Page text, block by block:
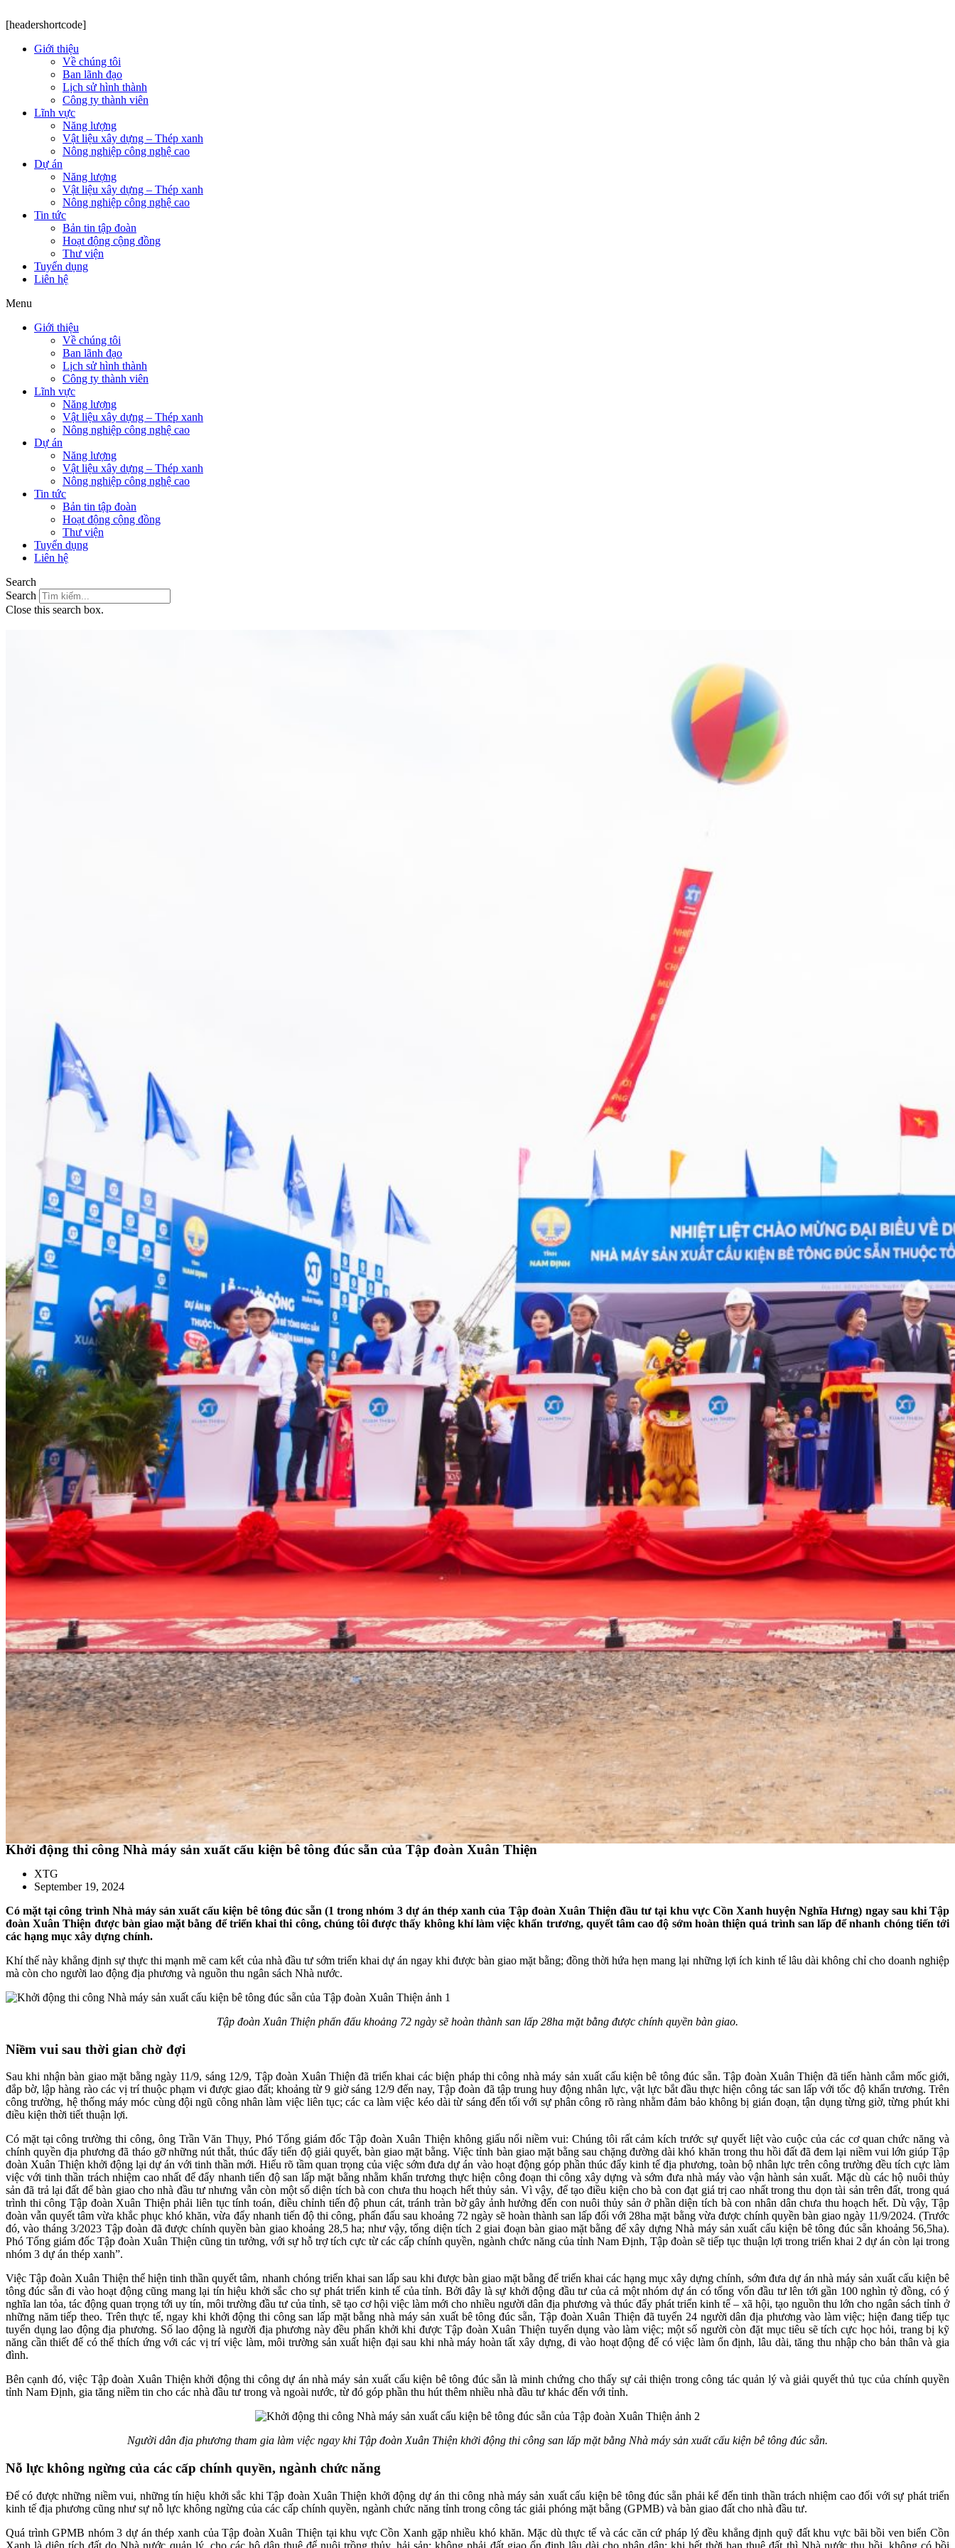
[headershortcode]
Giới thiệu
Về chúng tôi
Ban lãnh đạo
Lịch sử hình thành
Công ty thành viên
Lĩnh vực
Năng lượng
Vật liệu xây dựng – Thép xanh
Nông nghiệp công nghệ cao
Dự án
Năng lượng
Vật liệu xây dựng – Thép xanh
Nông nghiệp công nghệ cao
Tin tức
Bản tin tập đoàn
Hoạt động cộng đồng
Thư viện
Tuyển dụng
Liên hệ
Menu
Giới thiệu
Về chúng tôi
Ban lãnh đạo
Lịch sử hình thành
Công ty thành viên
Lĩnh vực
Năng lượng
Vật liệu xây dựng – Thép xanh
Nông nghiệp công nghệ cao
Dự án
Năng lượng
Vật liệu xây dựng – Thép xanh
Nông nghiệp công nghệ cao
Tin tức
Bản tin tập đoàn
Hoạt động cộng đồng
Thư viện
Tuyển dụng
Liên hệ
Search
Search
Close this search box.
Khởi động thi công Nhà máy sản xuất cấu kiện bê tông đúc sẵn của Tập đoàn Xuân Thiện
XTG
September 19, 2024
Có mặt tại công trình Nhà máy sản xuất cấu kiện bê tông đúc sẵn (1 trong nhóm 3 dự án thép xanh của Tập đoàn Xuân Thiện đầu tư tại khu vực Cồn Xanh huyện Nghĩa Hưng) ngay sau khi Tập
đoàn Xuân Thiện được bàn giao mặt bằng để triển khai thi công, chúng tôi được thấy không khí làm việc khẩn trương, quyết tâm cao độ sớm hoàn thiện quá trình san lấp để nhanh chóng tiến tới
các hạng mục xây dựng chính.
Khí thế này khẳng định sự thực thi mạnh mẽ cam kết của nhà đầu tư sớm triển khai dự án ngay khi được bàn giao mặt bằng; đồng thời hứa hẹn mang lại những lợi ích kinh tế lâu dài không chỉ cho doanh nghiệp
mà còn cho người lao động địa phương và nguồn thu ngân sách Nhà nước.
Tập đoàn Xuân Thiện phấn đấu khoảng 72 ngày sẽ hoàn thành san lấp 28ha mặt bằng được chính quyền bàn giao.
Niềm vui sau thời gian chờ đợi
Sau khi nhận bàn giao mặt bằng ngày 11/9, sáng 12/9, Tập đoàn Xuân Thiện đã triển khai các biện pháp thi công nhà máy sản xuất cấu kiện bê tông đúc sẵn. Tập đoàn Xuân Thiện đã tiến hành cắm mốc giới,
đắp bờ, lập hàng rào các vị trí thuộc phạm vi được giao đất; khoảng từ 9 giờ sáng 12/9 đến nay, Tập đoàn đã tập trung huy động nhân lực, vật lực bắt đầu thực hiện công tác san lấp với tốc độ khẩn trương. Trên
công trường, hệ thống máy móc cùng đội ngũ công nhân làm việc liên tục; các ca làm việc kéo dài từ sáng đến tối với sự phân công rõ ràng nhằm đảm bảo không bị gián đoạn, tận dụng từng giờ, từng phút khi
điều kiện thời tiết thuận lợi.
Có mặt tại công trường thi công, ông Trần Văn Thụy, Phó Tổng giám đốc Tập đoàn Xuân Thiện không giấu nổi niềm vui: Chúng tôi rất cảm kích trước sự quyết liệt vào cuộc của các cơ quan chức năng và
chính quyền địa phương đã tháo gỡ những nút thắt, thúc đẩy tiến độ giải quyết, bàn giao mặt bằng. Việc tỉnh bàn giao mặt bằng sau chặng đường dài khó khăn trong thu hồi đất đã đem lại niềm vui lớn giúp Tập
đoàn Xuân Thiện khởi động lại dự án với tinh thần mới. Hiểu rõ tầm quan trọng của việc sớm đưa dự án vào hoạt động góp phần thúc đẩy kinh tế địa phương, toàn bộ nhân lực trên công trường đều tích cực làm
việc với tinh thần trách nhiệm cao nhất để đẩy nhanh tiến độ san lấp mặt bằng nhằm khẩn trương thực hiện công đoạn thi công xây dựng và sớm đưa nhà máy vào vận hành sản xuất. Mặc dù các hộ nuôi thủy
sản đã trả lại đất để bàn giao cho nhà đầu tư nhưng vẫn còn một số diện tích bà con chưa thu hoạch hết thủy sản. Vì vậy, để tạo điều kiện cho bà con đạt giá trị cao nhất trong thu dọn tài sản trên đất, trong quá
trình thi công Tập đoàn Xuân Thiện phải liên tục tính toán, điều chỉnh tiến độ phun cát, tránh tràn bờ gây ảnh hưởng đến con nuôi thủy sản ở phần diện tích bà con nhân dân chưa thu hoạch hết. Dù vậy, Tập
đoàn vẫn quyết tâm vừa khắc phục khó khăn, vừa đẩy nhanh tiến độ thi công, phấn đấu sau khoảng 72 ngày sẽ hoàn thành san lấp đối với 28ha mặt bằng vừa được chính quyền bàn giao ngày 11/9/2024. (Trước
đó, vào tháng 3/2023 Tập đoàn đã được chính quyền bàn giao khoảng 28,5 ha; như vậy, tổng diện tích 2 giai đoạn bàn giao mặt bằng để xây dựng Nhà máy sản xuất cấu kiện bê tông đúc sẵn khoảng 56,5ha).
Phó Tổng giám đốc Tập đoàn Xuân Thiện cũng tin tưởng, với sự hỗ trợ tích cực từ các cấp chính quyền, ngành chức năng của tỉnh Nam Định, Tập đoàn sẽ tiếp tục thuận lợi trong triển khai 2 dự án còn lại trong
nhóm 3 dự án thép xanh”.
Việc Tập đoàn Xuân Thiện thể hiện tinh thần quyết tâm, nhanh chóng triển khai san lấp sau khi được bàn giao mặt bằng để triển khai các hạng mục xây dựng chính, sớm đưa dự án nhà máy sản xuất cấu kiện bê
tông đúc sẵn đi vào hoạt động cũng mang lại tín hiệu khởi sắc cho sự phát triển kinh tế của tỉnh. Bởi đây là sự khởi động đầu tư của cả một nhóm dự án có tổng vốn đầu tư lên tới gần 100 nghìn tỷ đồng, có ý
nghĩa lan tỏa, tác động quan trọng tới uy tín, môi trường đầu tư của tỉnh, sẽ tạo cơ hội việc làm mới cho nhiều người dân địa phương và thúc đẩy phát triển kinh tế – xã hội, tạo nguồn thu lớn cho ngân sách tỉnh ở
những năm tiếp theo. Trên thực tế, ngay khi khởi động thi công san lấp mặt bằng nhà máy sản xuất bê tông đúc sẵn, Tập đoàn Xuân Thiện đã tuyển 24 người dân địa phương vào làm việc; hiện đang tiếp tục
tuyển dụng lao động địa phương. Số lao động là người địa phương này đều phấn khởi khi được Tập đoàn Xuân Thiện tuyển dụng vào làm việc; một số người còn đặt mục tiêu sẽ tích cực học hỏi, trang bị kỹ
năng cần thiết để có thể thích ứng với các vị trí việc làm, môi trường sản xuất hiện đại sau khi nhà máy hoàn tất xây dựng, đi vào hoạt động để có việc làm ổn định, lâu dài, tăng thu nhập cho bản thân và gia
đình.
Bên cạnh đó, việc Tập đoàn Xuân Thiện khởi động thi công dự án nhà máy sản xuất cấu kiện bê tông đúc sẵn là minh chứng cho thấy sự cải thiện trong công tác quản lý và giải quyết thủ tục của chính quyền
tỉnh Nam Định, gia tăng niềm tin cho các nhà đầu tư trong và ngoài nước, từ đó góp phần thu hút thêm nhiều nhà đầu tư khác đến với tỉnh.
Người dân địa phương tham gia làm việc ngay khi Tập đoàn Xuân Thiện khởi động thi công san lấp mặt bằng Nhà máy sản xuất cấu kiện bê tông đúc sẵn.
Nỗ lực không ngừng của các cấp chính quyền, ngành chức năng
Để có được những niềm vui, những tín hiệu khởi sắc khi Tập đoàn Xuân Thiện khởi động dự án thi công nhà máy sản xuất cấu kiện bê tông đúc sẵn phải kể đến tinh thần trách nhiệm cao đối với sự phát triển
kinh tế địa phương cũng như sự nỗ lực không ngừng của các cấp chính quyền, ngành chức năng tỉnh trong công tác giải phóng mặt bằng (GPMB) và bàn giao đất cho nhà đầu tư.
Quá trình GPMB nhóm 3 dự án thép xanh của Tập đoàn Xuân Thiện tại khu vực Cồn Xanh gặp nhiều khó khăn. Mặc dù thực tế và các căn cứ pháp lý đều khẳng định quỹ đất khu vực bãi bồi ven biển Cồn
Xanh là diện tích đất do Nhà nước quản lý, cho các hộ dân thuê để nuôi trồng thủy, hải sản; không phải đất giao ổn định lâu dài cho nhân dân; khi hết thời hạn thuê đất thì Nhà nước thu hồi, không có bồi